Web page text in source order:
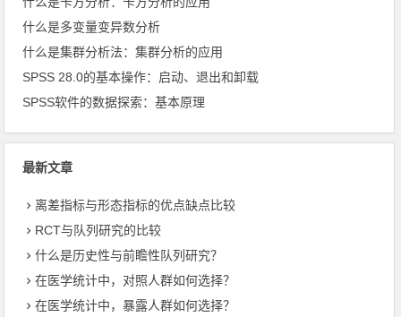
什么是多变量变异数分析
什么是集群分析法：集群分析的应用
SPSS 28.0的基本操作：启动、退出和卸载
SPSS软件的数据探索：基本原理
最新文章
离差指标与形态指标的优点缺点比较
RCT与队列研究的比较
什么是历史性与前瞻性队列研究？
在医学统计中，对照人群如何选择？
在医学统计中，暴露人群如何选择？